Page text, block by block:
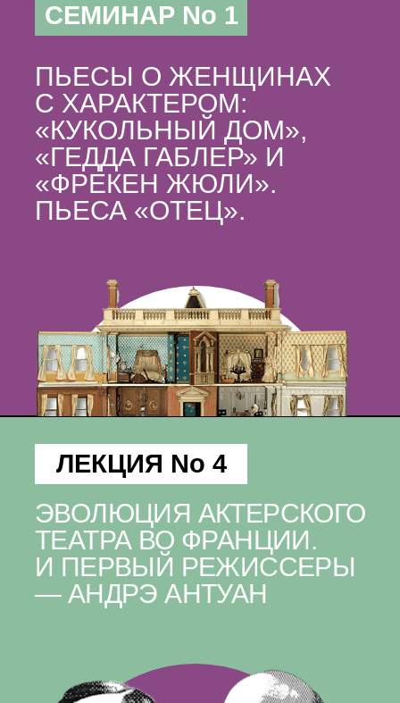
ПЬЕСЫ О ЖЕНЩИНАХ
С ХАРАКТЕРОМ:
«КУКОЛЬНЫЙ ДОМ»,
«ГЕДДА ГАБЛЕР» И
«ФРЕКЕН ЖЮЛИ».
ПЬЕСА «ОТЕЦ».
СЕМИНАР No 1
ЭВОЛЮЦИЯ АКТЕРСКОГО
ТЕАТРА ВО ФРАНЦИИ.
И ПЕРВЫЙ РЕЖИССЕРЫ
— АНДРЭ АНТУАН
ЛЕКЦИЯ No 4